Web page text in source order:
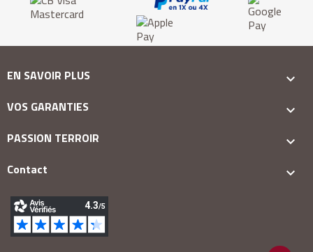
EN SAVOIR PLUS

VOS GARANTIES

PASSION TERROIR

Contact
